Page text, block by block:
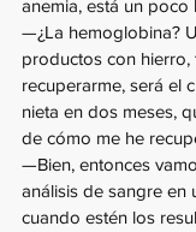
anemia, está un
—¿La hemoglobina?
productos con hierro,
recuperarme, será el
nieta en dos meses,
de cómo me he
—Bien, entonces
análisis de sangre en
cuando estén los